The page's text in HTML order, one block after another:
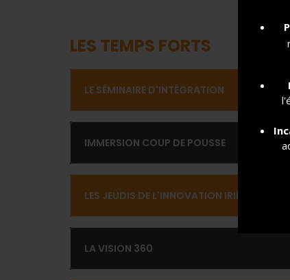
LES TEMPS FORTS
LE SÉMINAIRE D'INTÉGRATION
IMMERSION COUP DE POUSSE
LES JEUDIS DE L'INNOVATION IRIIG (JeDII)
LA VISION 360